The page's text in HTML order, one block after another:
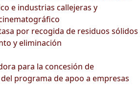
e industrias callejeras y
por recogida de residuos sólidos
y eliminación
para la concesión de
programa de apoo a empresas